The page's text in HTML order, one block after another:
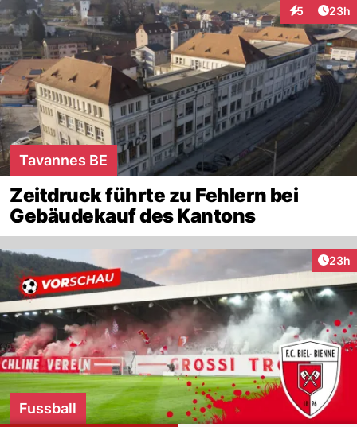
5
Interaktionen
23h
Tavannes BE
Zeitdruck führte zu Fehlern bei
Gebäudekauf des Kantons
23h
Fussball